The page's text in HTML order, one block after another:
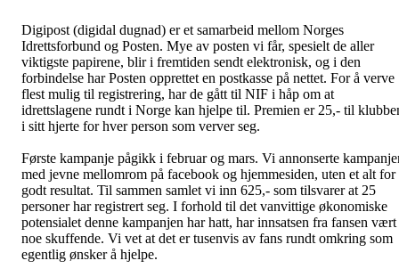
Digipost (digidal dugnad) er et samarbeid mellom Norges
Idrettsforbund og Posten. Mye av posten vi får, spesielt de aller
viktigste papirene, blir i fremtiden sendt elektronisk, og i den
forbindelse har Posten opprettet en postkasse på nettet. For å verve
flest mulig til registrering, har de gått til NIF i håp om at
idrettslagene rundt i Norge kan hjelpe til. Premien er 25,- til
i sitt hjerte for hver person som verver seg.
Første kampanje pågikk i februar og mars. Vi annonserte
med jevne mellomrom på facebook og hjemmesiden, uten et alt for
godt resultat. Til sammen samlet vi inn 625,- som tilsvarer at 25
personer har registrert seg. I forhold til det vanvittige økonomiske
potensialet denne kampanjen har hatt, har innsatsen fra fansen vært
noe skuffende. Vi vet at det er tusenvis av fans rundt omkring som
egentlig ønsker å hjelpe.